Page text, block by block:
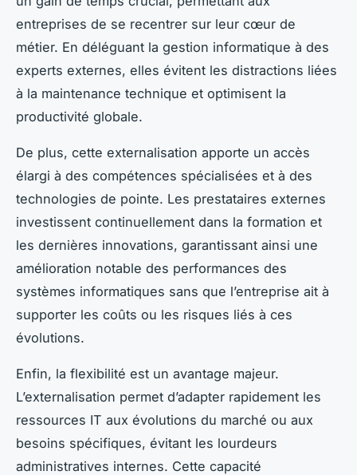
entreprises de se recentrer sur leur cœur de
métier. En déléguant la gestion informatique à des
experts externes, elles évitent les distractions liées
à la maintenance technique et optimisent la
productivité globale.
De plus, cette externalisation apporte un accès
élargi à des compétences spécialisées et à des
technologies de pointe. Les prestataires externes
investissent continuellement dans la formation et
les dernières innovations, garantissant ainsi une
amélioration notable des performances des
systèmes informatiques sans que l’entreprise ait à
supporter les coûts ou les risques liés à ces
évolutions.
Enfin, la flexibilité est un avantage majeur.
L’externalisation permet d’adapter rapidement les
ressources IT aux évolutions du marché ou aux
besoins spécifiques, évitant les lourdeurs
administratives internes. Cette capacité